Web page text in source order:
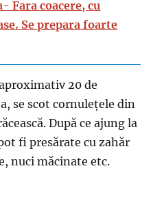
Fara coacere, cu
Se prepara foarte
20 de
se scot cornulețele din
După ce ajung la
fi presărate cu zahăr
nuci măcinate etc.